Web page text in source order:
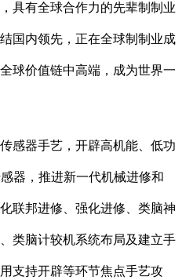
具有全球合作力的先辈制制业
国内领先，正在全球制制业成
球价值链中高端，成为世界一
器手艺，开辟高机能、低功
器，推进新一代机械进修和
联邦进修、强化进修、类脑神
类脑计较机系统布局及建立手
支持开辟等环节焦点手艺攻